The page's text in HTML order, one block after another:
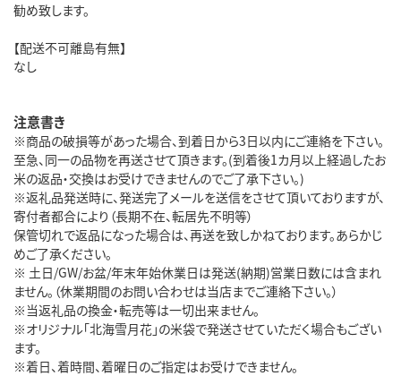
勧め致します。
【配送不可離島有無】
なし
注意書き
※商品の破損等があった場合、到着日から3日以内にご連絡を下さい。
至急、同一の品物を再送させて頂きます。(到着後1カ月以上経過したお
米の返品・交換はお受けできませんのでご了承下さい。)
※返礼品発送時に、発送完了メールを送信をさせて頂いておりますが、
寄付者都合により（長期不在、転居先不明等）
保管切れで返品になった場合は、再送を致しかねております。あらかじ
めご了承ください。
※ 土日/GW/お盆/年末年始休業日は発送(納期)営業日数には含まれ
ません。（休業期間のお問い合わせは当店までご連絡下さい。）
※当返礼品の換金・転売等は一切出来ません。
※オリジナル「北海雪月花」の米袋で発送させていただく場合もござい
ます。
※着日、着時間、着曜日のご指定はお受けできません。